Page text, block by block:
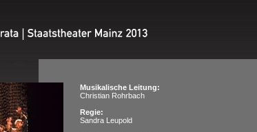
Musikalische Leitung:
Christian Rohrbach
Regie:
Sandra Leupold